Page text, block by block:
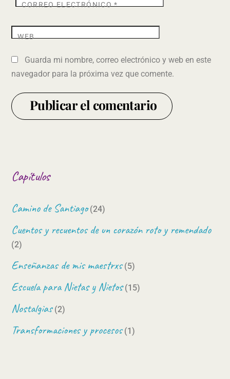
CORREO ELECTRÓNICO*
WEB
Guarda mi nombre, correo electrónico y web en este
navegador para la próxima vez que comente.
Capítulos
Camino de Santiago(24)
Cuentos y recuentos de un corazón roto y remendado
(2)
Enseñanzas de mis maestrxs(5)
Escuela para Nietas y Nietos(15)
Nostalgias(2)
Transformaciones y procesos(1)